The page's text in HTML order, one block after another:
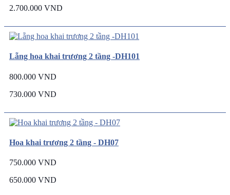
2.700.000 VND
Lẵng hoa khai trương 2 tầng -DH101
800.000 VND
730.000 VND
Hoa khai trương 2 tầng - DH07
750.000 VND
650.000 VND